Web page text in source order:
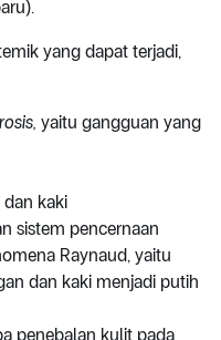
yang dapat terjadi,
yaitu gangguan yang
kaki
sistem pencernaan
Raynaud, yaitu
dan kaki menjadi putih
penebalan kulit pada